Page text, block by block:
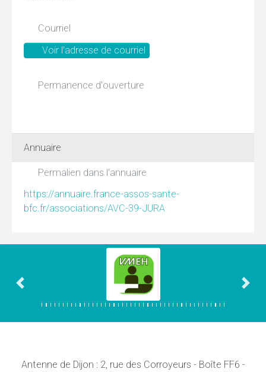
Courriel
Voir l'adresse de courriel
Permanence d'ouverture
Annuaire
Permalien dans l'annuaire
https://annuaire.france-assos-sante-
bfc.fr/associations/AVC-39-JURA
Association précédente
Antenne de Dijon : 2, rue des Corroyeurs - Boîte FF6 -